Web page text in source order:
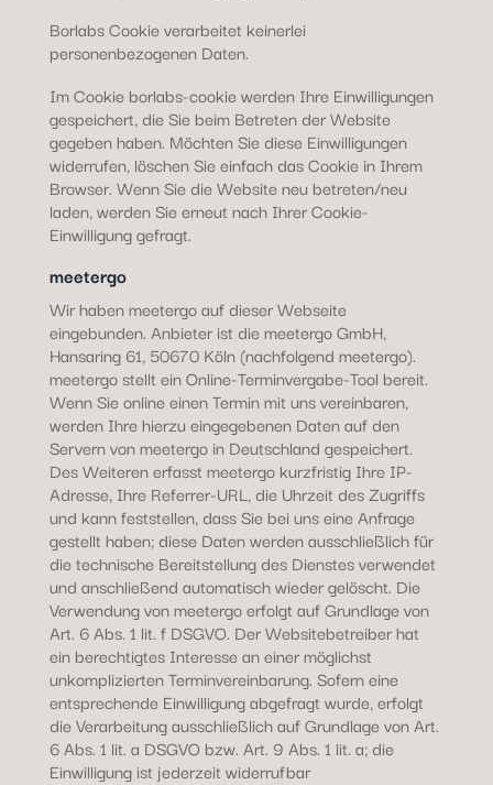
Borlabs Cookie verarbeitet keinerlei
personenbezogenen Daten.
Im Cookie borlabs-cookie werden Ihre Einwilligungen
gespeichert, die Sie beim Betreten der Website
gegeben haben. Möchten Sie diese Einwilligungen
widerrufen, löschen Sie einfach das Cookie in Ihrem
Browser. Wenn Sie die Website neu betreten/neu
laden, werden Sie erneut nach Ihrer Cookie-
Einwilligung gefragt.
meetergo
Wir haben meetergo auf dieser Webseite
eingebunden. Anbieter ist die meetergo GmbH,
Hansaring 61, 50670 Köln (nachfolgend meetergo).
meetergo stellt ein Online-Terminvergabe-Tool bereit.
Wenn Sie online einen Termin mit uns vereinbaren,
werden Ihre hierzu eingegebenen Daten auf den
Servern von meetergo in Deutschland gespeichert.
Des Weiteren erfasst meetergo kurzfristig Ihre IP-
Adresse, Ihre Referrer-URL, die Uhrzeit des Zugriffs
und kann feststellen, dass Sie bei uns eine Anfrage
gestellt haben; diese Daten werden ausschließlich für
die technische Bereitstellung des Dienstes verwendet
und anschließend automatisch wieder gelöscht. Die
Verwendung von meetergo erfolgt auf Grundlage von
Art. 6 Abs. 1 lit. f DSGVO. Der Websitebetreiber hat
ein berechtigtes Interesse an einer möglichst
unkomplizierten Terminvereinbarung. Sofern eine
entsprechende Einwilligung abgefragt wurde, erfolgt
die Verarbeitung ausschließlich auf Grundlage von Art.
6 Abs. 1 lit. a DSGVO bzw. Art. 9 Abs. 1 lit. a; die
Einwilligung ist jederzeit widerrufbar